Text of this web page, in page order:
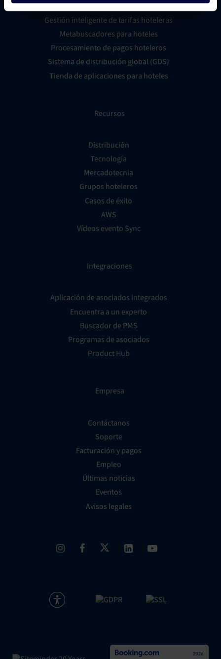
Creador de sitios web para hoteles
Gestión inteligente de tarifas hoteleras
Metabuscadores para hoteles
Procesamiento de pagos hoteleros
Sistema de distribución global (GDS)
Tienda de aplicaciones para hoteles
Recursos
Distribución
Tecnología
Mercadotecnia
Grupos hoteleros
Casos de éxito
AWS
Vídeos evento Sync
Integraciones
Aplicación de asociados integrados
Encuentra a un experto
Buscador de PMS
Programas de asociados
Product Hub
Empresa
Contáctanos
Soporte
Facturación y pagos
Empleo
Últimas noticias
Eventos
Avisos legales